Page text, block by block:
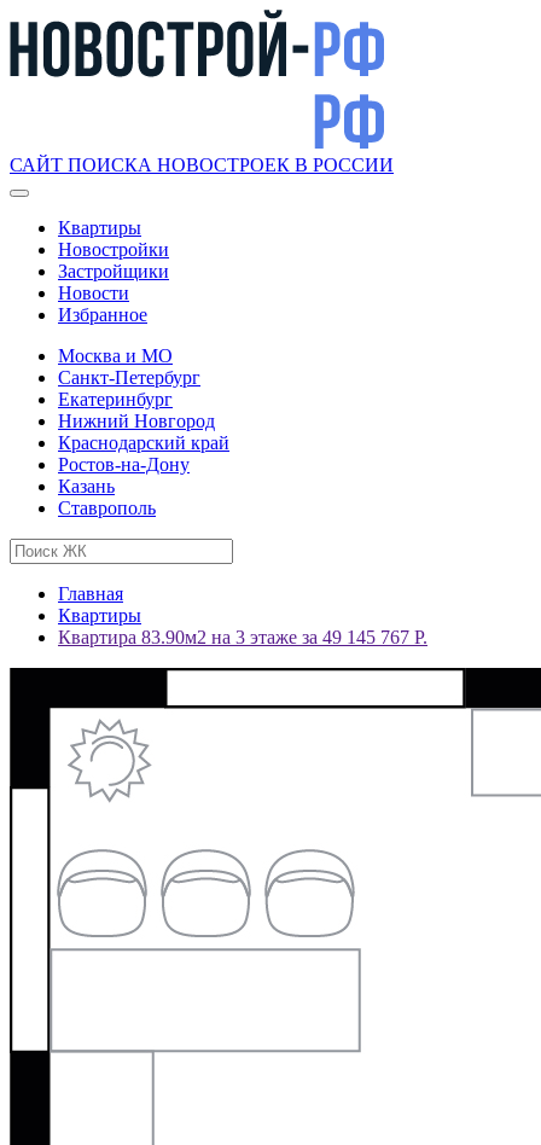
САЙТ ПОИСКА НОВОСТРОЕК В РОССИИ
Квартиры
Новостройки
Застройщики
Новости
Избранное
Москва и МО
Санкт-Петербург
Екатеринбург
Нижний Новгород
Краснодарский край
Ростов-на-Дону
Казань
Ставрополь
Главная
Квартиры
Квартира 83.90м2 на 3 этаже за 49 145 767 Р.